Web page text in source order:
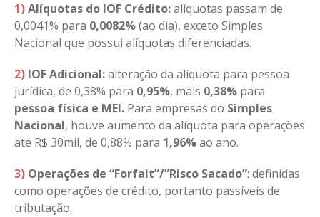
1)Alíquotas do IOF Crédito:alíquotas passam de
0,0041% para 0,0082%(ao dia), exceto Simples
Nacional que possui alíquotas diferenciadas.
2) IOF Adicional:alteração da alíquota para pessoa
jurídica, de 0,38% para 0,95%, mais 0,38% para
pessoa física e MEI. Para empresas do Simples
Nacional, houve aumento da alíquota para operações
até R$ 30mil, de 0,88% para 1,96%ao ano.
3) Operações de “Forfait”/”Risco Sacado”: definidas
como operações de crédito, portanto passíveis de
tributação.